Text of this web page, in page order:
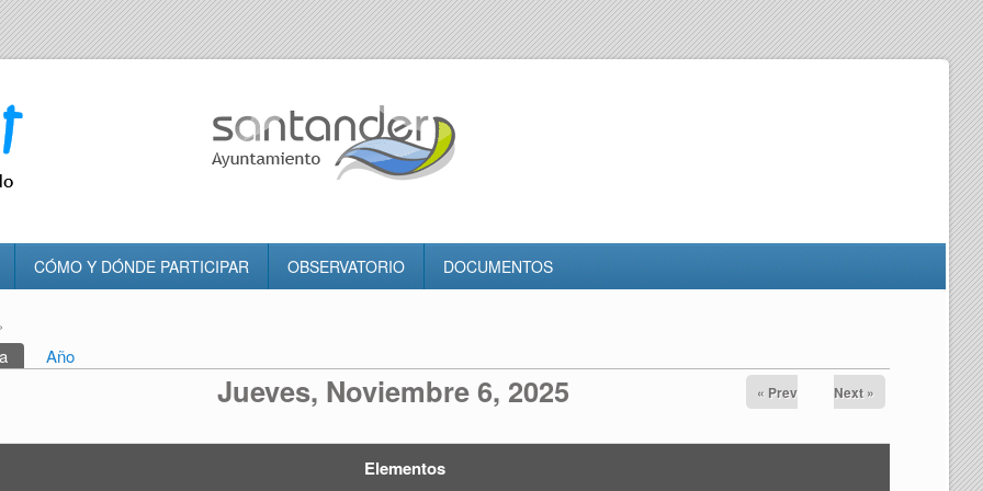
CÓMO Y DÓNDE PARTICIPAR OBSERVATORIO DOCUMENTOS
usted aquí
(solapa activa)
Año
Jueves, Noviembre 6, 2025 « Prev Next »
Elementos